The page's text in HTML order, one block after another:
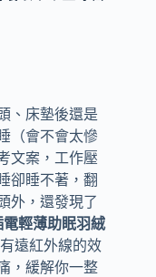
、床墊後還是
（會不會太慘
文案，工作壓
卻睡不著，翻
外，還發現了
輕薄助眠羽絨
遠紅外線的效
，緩解你一整